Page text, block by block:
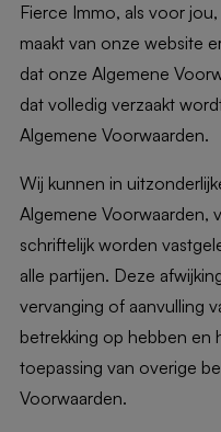
Fierce Immo, als voor
maakt van onze website
dat onze Algemene
dat volledig verzaakt
Algemene Voorwaarden.
Wij kunnen in
Algemene Voorwaarden,
schriftelijk worden
alle partijen. Deze
vervanging of aanvulling
betrekking op hebben
toepassing van overige
Voorwaarden.